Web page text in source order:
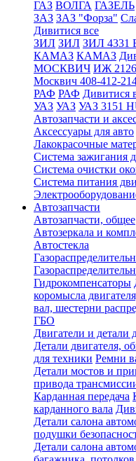
ГАЗ ВОЛГА ГАЗЕЛЬ
ЗАЗ ЗАЗ "Форза"
Дивитися все
ЗИЛ ЗИЛ ЗИЛ 4331
КАМАЗ КАМАЗ
МОСКВИЧ ИЖ
Москвич 408-412-
РАФ РАФ Дивитися
УАЗ УАЗ УАЗ 3151
Автозапчасти и
Аксессуары для авто
Лакокрасочные
Система зажигания
Система очистки
Система питания
Автозапчасти
Автозапчасти, общее
Автозеркала и
Автостекла
Гидрокомпенсаторы
коромысла
вал, шестерни
ГБО
Двигатели и детали
Детали двигателя,
для техники Ремни
Детали мостов и
привода
Карданная передача
карданного вала
Детали салона
подушки
Детали салона